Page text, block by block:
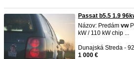
Passat b5.5 1.9
Názov: Predám vw
kW / 110 kW chip ...
Dunajská Streda -
1 000 €